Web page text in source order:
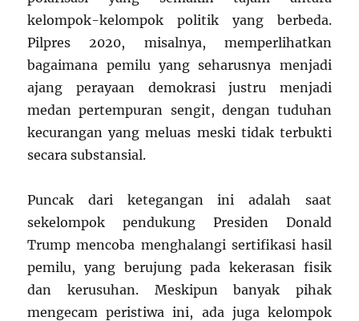
kelompok-kelompok politik yang berbeda.
Pilpres 2020, misalnya, memperlihatkan
bagaimana pemilu yang seharusnya menjadi
ajang perayaan demokrasi justru menjadi
medan pertempuran sengit, dengan tuduhan
kecurangan yang meluas meski tidak terbukti
secara substansial.
Puncak dari ketegangan ini adalah saat
sekelompok pendukung Presiden Donald
Trump mencoba menghalangi sertifikasi hasil
pemilu, yang berujung pada kekerasan fisik
dan kerusuhan. Meskipun banyak pihak
mengecam peristiwa ini, ada juga kelompok